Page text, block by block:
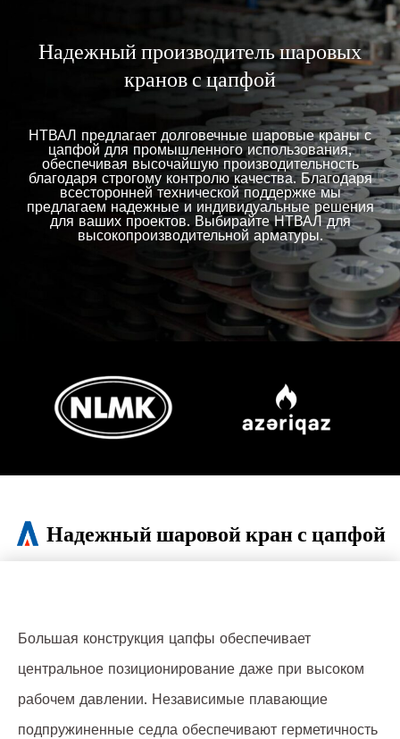
Надежный производитель шаровых
кранов с цапфой
НТВАЛ предлагает долговечные шаровые краны с
цапфой для промышленного использования,
обеспечивая высочайшую производительность
благодаря строгому контролю качества. Благодаря
всесторонней технической поддержке мы
предлагаем надежные и индивидуальные решения
для ваших проектов. Выбирайте НТВАЛ для
высокопроизводительной арматуры.
Надежный шаровой кран с цапфой
Большая конструкция цапфы обеспечивает
центральное позиционирование даже при высоком
рабочем давлении. Независимые плавающие
подпружиненные седла обеспечивают герметичность